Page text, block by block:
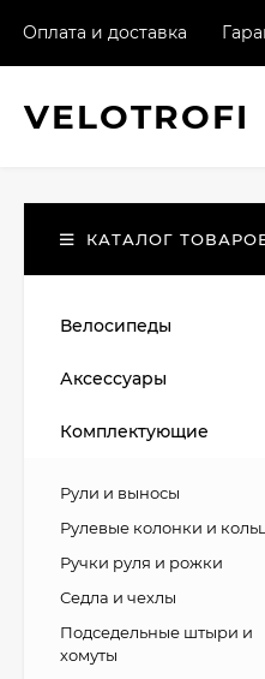
Оплата и доставка
VELOTROFI
КАТАЛОГ
Велосипеды
Аксессуары
Комплектующие
Рули и выносы
Рулевые колонки и
Ручки руля и рожки
Седла и чехлы
Подседельные штыри и
хомуты